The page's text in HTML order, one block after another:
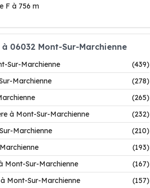
F à 756 m
06032 Mont-Sur-Marchienne
Sur-Marchienne
(439)
Marchienne
(278)
(265)
à Mont-Sur-Marchienne
(232)
Marchienne
(210)
(193)
Mont-Sur-Marchienne
(167)
Mont-Sur-Marchienne
(157)